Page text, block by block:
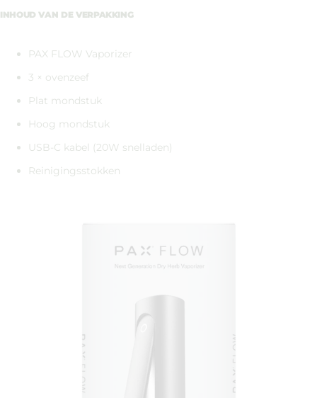
INHOUD VAN DE VERPAKKING
PAX FLOW Vaporizer
3 × ovenzeef
Plat mondstuk
Hoog mondstuk
USB-C kabel (20W snelladen)
Reinigingsstokken